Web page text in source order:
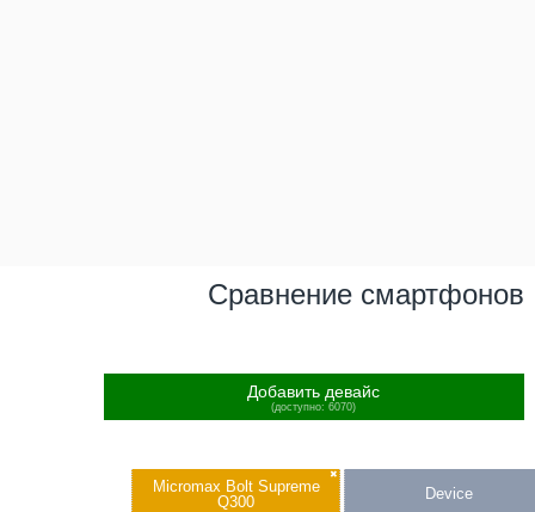
Сравнение смартфонов
Добавить девайс
(доступно: 6070)
✖
Micromax Bolt Supreme
Q300
Device